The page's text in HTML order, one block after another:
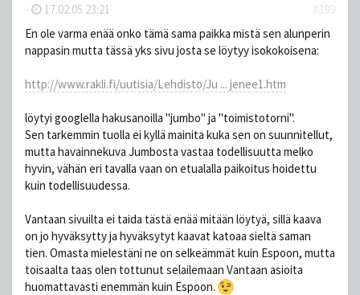
- 17.02.05 23:21
#399
En ole varma enää onko tämä sama paikka mistä sen alunperin
nappasin mutta tässä yks sivu josta se löytyy isokokoisena:
http://www.rakli.fi/uutisia/Lehdisto/Ju ... jenee1.htm
löytyi googlella hakusanoilla "jumbo" ja "toimistotorni".
Sen tarkemmin tuolla ei kyllä mainita kuka sen on suunnitellut,
mutta havainnekuva Jumbosta vastaa todellisuutta melko
hyvin, vähän eri tavalla vaan on etualalla paikoitus hoidettu
kuin todellisuudessa.
Vantaan sivuilta ei taida tästä enää mitään löytyä, sillä kaava
on jo hyväksytty ja hyväksytyt kaavat katoaa sieltä saman
tien. Omasta mielestäni ne on selkeämmät kuin Espoon, mutta
toisaalta taas olen tottunut selailemaan Vantaan asioita
huomattavasti enemmän kuin Espoon.